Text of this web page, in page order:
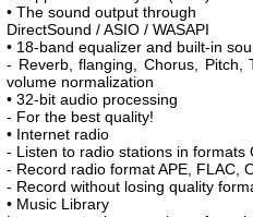
• The sound output through
DirectSound / ASIO / WASAPI
• 18-band equalizer and built-in
- Reverb, flanging, Chorus, Pitch,
volume normalization
• 32-bit audio processing
- For the best quality!
• Internet radio
- Listen to radio stations in formats
- Record radio format APE, FLAC,
- Record without losing quality
• Music Library